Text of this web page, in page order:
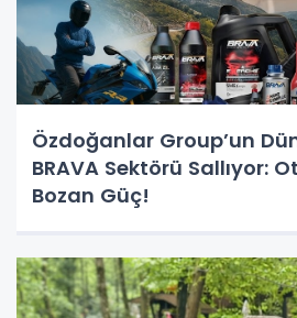
Özdoğanlar Group’un
BRAVA Sektörü Sallıyor:
Bozan Güç!